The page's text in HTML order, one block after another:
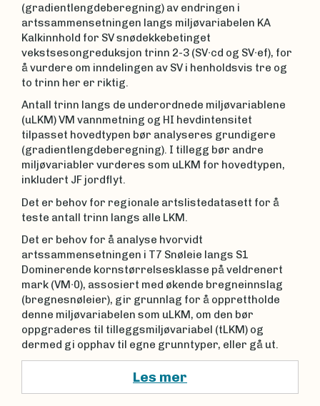
(gradientlengdeberegning) av endringen i
artssammensetningen langs miljøvariabelen KA
Kalkinnhold for SV snødekkebetinget
vekstsesongreduksjon trinn 2-3 (SV∙cd og SV∙ef), for
å vurdere om inndelingen av SV i henholdsvis tre og
to trinn her er riktig.
Antall trinn langs de underordnede miljøvariablene
(uLKM) VM vannmetning og HI hevdintensitet
tilpasset hovedtypen bør analyseres grundigere
(gradientlengdeberegning). I tillegg bør andre
miljøvariabler vurderes som uLKM for hovedtypen,
inkludert JF jordflyt.
Det er behov for regionale artslistedatasett for å
teste antall trinn langs alle LKM.
Det er behov for å analyse hvorvidt
artssammensetningen i T7 Snøleie langs S1
Dominerende kornstørrelsesklasse på veldrenert
mark (VM∙0), assosiert med økende bregneinnslag
(bregnesnøleier), gir grunnlag for å opprettholde
denne miljøvariabelen som uLKM, om den bør
oppgraderes til tilleggsmiljøvariabel (tLKM) og
dermed gi opphav til egne grunntyper, eller gå ut.
Les mer